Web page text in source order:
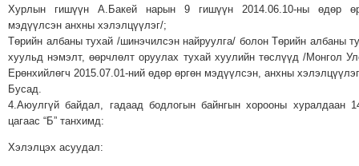
ТОЙРОНД
29
ДҮГЭЭР
СУРГУУЛИЙН
ЭРГЭН
ТОЙРОНД
ХУУЛИЙН
Хурлын гишүүн А.Бакей нарын 9 гишүүн 2014.06.10-ны өдөр
мэдүүлсэн анхны хэлэлцүүлэг/;
Төрийн албаны тухай /шинэчилсэн найруулга/ болон Төрийн албаны
хуульд нэмэлт, өөрчлөлт оруулах тухай хуулийн төслүүд /Монгол
Ерөнхийлөгч 2015.07.01-ний өдөр өргөн мэдүүлсэн, анхны
Бусад.
4.Аюулгүй байдал, гадаад бодлогын байнгын хорооны хуралдаан
цагаас “Б” танхимд:
Хэлэлцэх асуудал: